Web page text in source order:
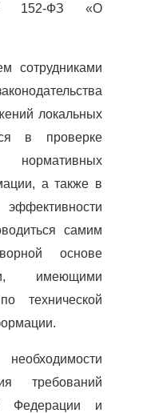
152-ФЗ «О
сотрудниками
локальных
в проверке
а также в
самим
основе
имеющими
технической
требований
Федерации и